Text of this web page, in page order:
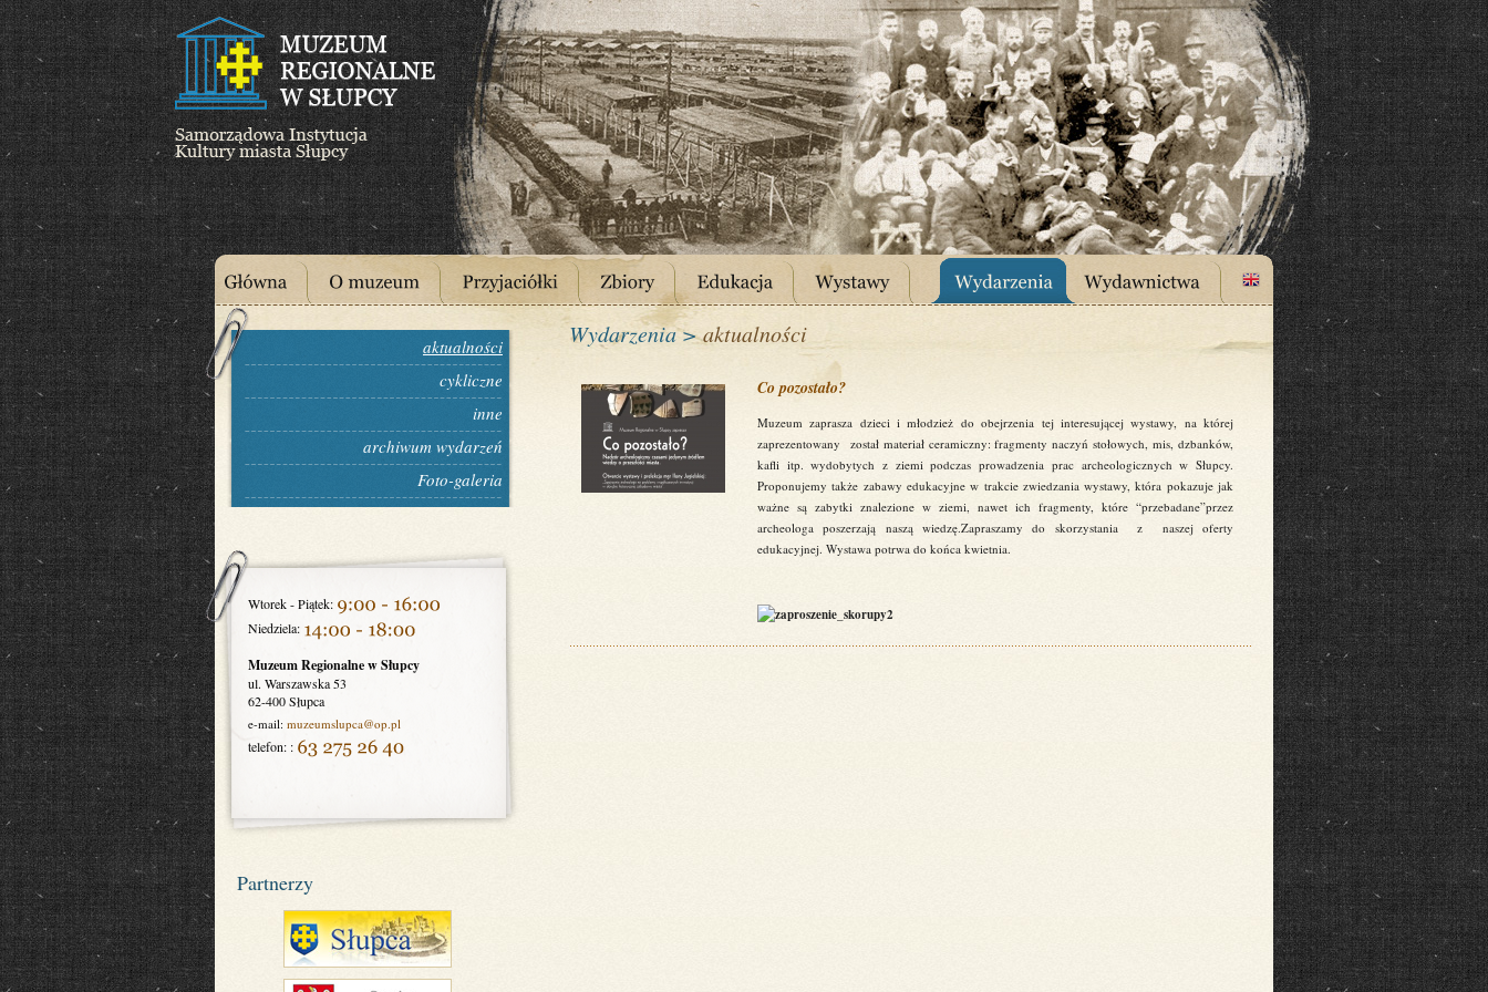
aktualności
cykliczne
inne
archiwum wydarzeń
Foto-galeria
Wtorek - Piątek:
Niedziela:
Muzeum Regionalne w Słupcy
ul. Warszawska 53
62-400 Słupca
e-mail: muzeumslupca@op.pl
telefon: :
Partnerzy
Wydarzenia >aktualności
Co pozostało?
Muzeum zaprasza dzieci i młodzież do obejrzenia tej interesującej wystawy, na której
zaprezentowany został materiał ceramiczny: fragmenty naczyń stołowych, mis, dzbanków,
kafli itp. wydobytych z ziemi podczas prowadzenia prac archeologicznych w Słupcy.
Proponujemy także zabawy edukacyjne w trakcie zwiedzania wystawy, która pokazuje jak
ważne są zabytki znalezione w ziemi, nawet ich fragmenty, które “przebadane”przez
archeologa poszerzają naszą wiedzę.Zapraszamy do skorzystania z naszej oferty
edukacyjnej. Wystawa potrwa do końca kwietnia.